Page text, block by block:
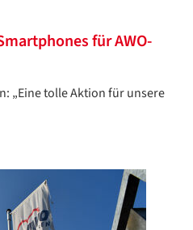
für AWO-
„Eine tolle Aktion für unsere